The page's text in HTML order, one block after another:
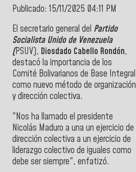
Publicado: 15/11/2025 04:11 PM
El secretario general del Partido
Socialista Unido de Venezuela
(PSUV), Diosdado Cabello Rondón,
destacó la importancia de los
Comité Bolivarianos de Base Integral
como nuevo método de organización
y dirección colectiva.
"Nos ha llamado el presidente
Nicolás Maduro a una un ejercicio de
dirección colectiva a un ejercicio de
liderazgo colectivo de iguales como
debe ser siempre", enfatizó.